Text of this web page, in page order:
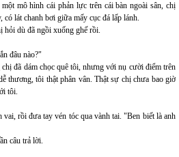
mô hình cái phản lực trên cái bàn ngoài sân, chị
lát chanh bơi giữa mấy cục đá lấp lánh.
dù đã ngồi xuống ghế rồi.
đâu nào?"
đã dám chọc quê tôi, nhưng với nụ cười điểm trên
thương, tôi thật phân vân. Thật sự chị chưa bao giờ
tôi.
rồi đưa tay vén tóc qua vành tai. "Ben biết là anh
câu trả lời.